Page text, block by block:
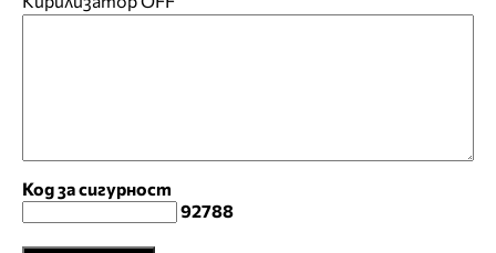
Код за сигурност
92788